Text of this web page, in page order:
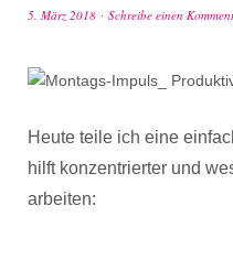
5. März 2018 Schreibe einen
Heute teile ich eine
hilft konzentrierter und
arbeiten: